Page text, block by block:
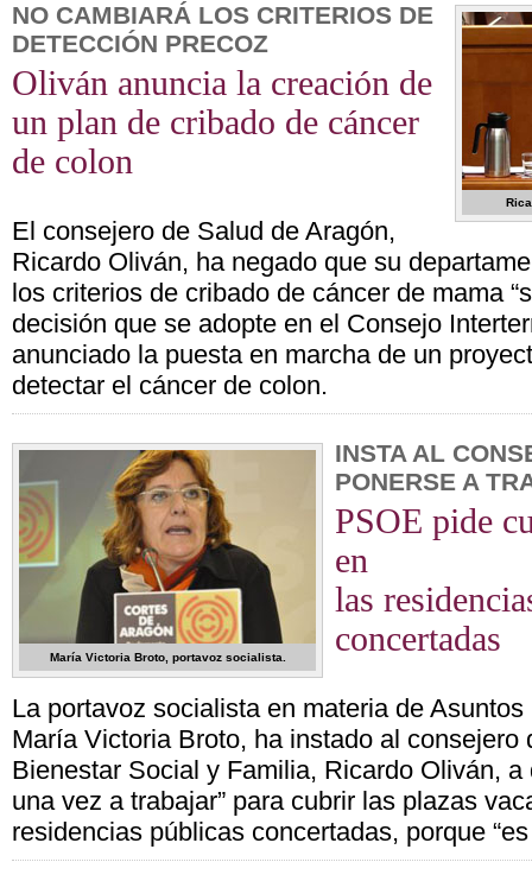
NO CAMBIARÁ LOS CRITERIOS DE
DETECCIÓN PRECOZ
Oliván anuncia la creación de
un plan de cribado de cáncer
de colon
El consejero de Salud de Aragón,
Ricardo Oliván, ha negado que su
los criterios de cribado de cáncer de mama
decisión que se adopte en el Consejo
anunciado la puesta en marcha de un
detectar el cáncer de colon.
María Victoria Broto, portavoz socialista.
INSTA AL
PONERSE A
PSOE pide
en
las
concertadas
La portavoz socialista en materia de
María Victoria Broto, ha instado al consejero
Bienestar Social y Familia, Ricardo Oliván, a
una vez a trabajar” para cubrir las plazas
residencias públicas concertadas, porque